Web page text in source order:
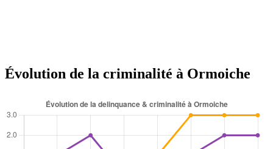
Évolution de la criminalité à Ormoiche